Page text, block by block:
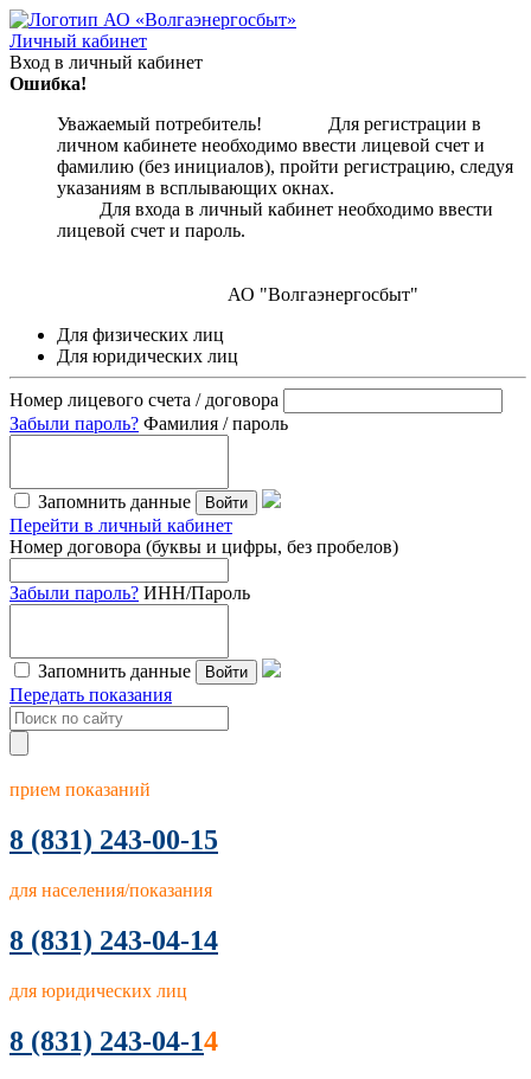
Личный кабинет
Вход в личный кабинет
Ошибка!
Уважаемый потребитель! Для регистрации в
личном кабинете необходимо ввести лицевой счет и
фамилию (без инициалов), пройти регистрацию, следуя
указаниям в всплывающих окнах.
Для входа в личный кабинет необходимо ввести
лицевой счет и пароль.
АО "Волгаэнергосбыт"
Для физических лиц
Для юридических лиц
Номер лицевого счета / договора
Забыли пароль? Фамилия / пароль
Запомнить данные Войти
Перейти в личный кабинет
Номер договора (буквы и цифры, без пробелов)
Забыли пароль? ИНН/Пароль
Запомнить данные Войти
Передать показания
прием показаний
8 (831) 243-00-15
для населения/показания
8 (831) 243-04-14
для юридических лиц
8 (831) 243-04-14